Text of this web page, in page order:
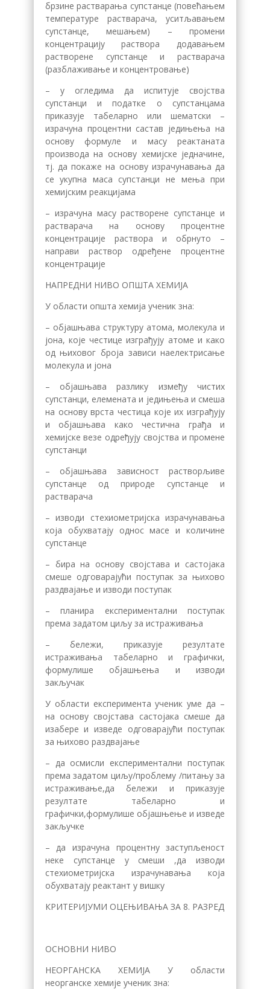
брзине растварања супстанце (повећањем
температуре растварача, уситљавањем
супстанце, мешањем) – промени
концентрацију раствора додавањем
растворене супстанце и растварача
(разблаживање и концентровање)
– у огледима да испитује својства
супстанци и податке о супстанцама
приказује табеларно или шематски –
израчуна процентни састав једињења на
основу формуле и масу реактаната
производа на основу хемијске једначине,
тј. да покаже на основу израчунавања да
се укупна маса супстанци не мења при
хемијским реакцијама
– израчуна масу растворене супстанце и
растварача на основу процентне
концентрације раствора и обрнуто –
направи раствор одређене процентне
концентрације
НАПРЕДНИ НИВО ОПШТА ХЕМИЈА
У области општа хемија ученик зна:
– објашњава структуру атома, молекула и
јона, које честице изграђују атоме и како
од њиховог броја зависи наелектрисање
молекула и јона
– објашњава разлику између чистих
супстанци, елемената и једињења и смеша
на основу врста честица које их изграђују
и објашњава како честична грађа и
хемијске везе одређују својства и промене
супстанци
– објашњава зависност растворљиве
супстанце од природе супстанце и
растварача
– изводи стехиометријска израчунавања
која обухватају однос масе и количине
супстанце
– бира на основу својстава и састојака
смеше одговарајући поступак за њихово
раздвајање и изводи поступак
– планира експериментални поступак
према задатом циљу за истраживања
– бележи, приказује резултате
истраживања табеларно и графички,
формулише објашњења и изводи
закључак
У области експеримента ученик уме да –
на основу својстава састојака смеше да
изабере и изведе одговарајући поступак
за њихово раздвајање
– да осмисли експериментални поступак
према задатом циљу/проблему /питању за
истраживање,да бележи и приказује
резултате табеларно и
графички,формулише објашњење и изведе
закључке
– да израчуна процентну заступљеност
неке супстанце у смеши ,да изводи
стехиометријска израчунавања која
обухватају реактант у вишку
КРИТЕРИЈУМИ ОЦЕЊИВАЊА ЗА 8. РАЗРЕД
ОСНОВНИ НИВО
НЕОРГАНСКА ХЕМИЈА У области
неорганске хемије ученик зна: